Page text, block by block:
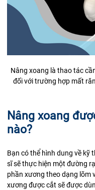
Nâng xoang là thao tác
đối với trường hợp mất
Nâng xoang
nào?
Bạn có thể hình dung về kỹ
sĩ sẽ thực hiện một đường
phần xương theo dạng lõm
xương được cắt sẽ được